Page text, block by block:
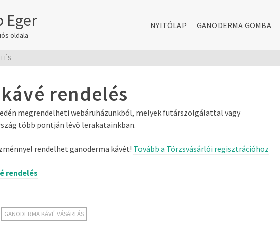
Eger
oldala
NYITÓLAP GANODERMA GOMBA
rendelés
megrendelheti webáruházunkból, melyek futárszolgálattal vagy
több pontján lévő lerakatainkban.
rendelhet ganoderma kávét! Tovább a Törzsvásárlói regisztrációhoz
rendelés
GANODERMA KÁVÉ VÁSÁRLÁS